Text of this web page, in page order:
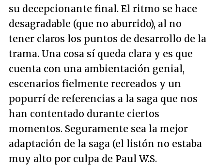
su decepcionante final. El ritmo se hace
desagradable (que no aburrido), al no
tener claros los puntos de desarrollo de la
trama. Una cosa sí queda clara y es que
cuenta con una ambientación genial,
escenarios fielmente recreados y un
popurrí de referencias a la saga que nos
han contentado durante ciertos
momentos. Seguramente sea la mejor
adaptación de la saga (el listón no estaba
muy alto por culpa de Paul W.S.